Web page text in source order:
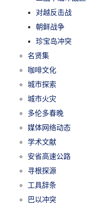
对越反击战
朝鲜战争
珍宝岛冲突
名贤集
咖啡文化
城市探索
城市火灾
多伦多春晚
媒体网络动态
学术文献
安省高速公路
寻根探源
工具辞条
巴以冲突